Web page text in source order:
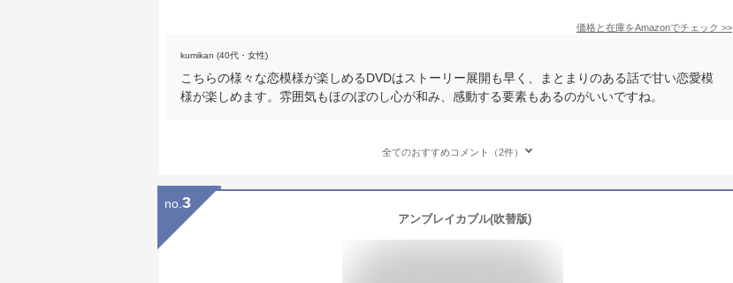
価格と在庫をAmazonでチェック >>
kumikan (40代・女性)
こちらの様々な恋模様が楽しめるDVDはストーリー展開も早く、まとまりのある話で甘い恋愛模
様が楽しめます。雰囲気もほのぼのし心が和み、感動する要素もあるのがいいですね。
全てのおすすめコメント（2件）
no. 3
アンブレイカブル(吹替版)